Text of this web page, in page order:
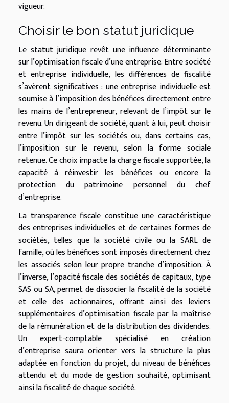
vigueur.
Choisir le bon statut juridique
Le statut juridique revêt une influence déterminante
sur l’optimisation fiscale d’une entreprise. Entre société
et entreprise individuelle, les différences de fiscalité
s’avèrent significatives : une entreprise individuelle est
soumise à l’imposition des bénéfices directement entre
les mains de l’entrepreneur, relevant de l’impôt sur le
revenu. Un dirigeant de société, quant à lui, peut choisir
entre l’impôt sur les sociétés ou, dans certains cas,
l’imposition sur le revenu, selon la forme sociale
retenue. Ce choix impacte la charge fiscale supportée, la
capacité à réinvestir les bénéfices ou encore la
protection du patrimoine personnel du chef
d’entreprise.
La transparence fiscale constitue une caractéristique
des entreprises individuelles et de certaines formes de
sociétés, telles que la société civile ou la SARL de
famille, où les bénéfices sont imposés directement chez
les associés selon leur propre tranche d’imposition. À
l’inverse, l’opacité fiscale des sociétés de capitaux, type
SAS ou SA, permet de dissocier la fiscalité de la société
et celle des actionnaires, offrant ainsi des leviers
supplémentaires d’optimisation fiscale par la maîtrise
de la rémunération et de la distribution des dividendes.
Un expert-comptable spécialisé en création
d’entreprise saura orienter vers la structure la plus
adaptée en fonction du projet, du niveau de bénéfices
attendu et du mode de gestion souhaité, optimisant
ainsi la fiscalité de chaque société.